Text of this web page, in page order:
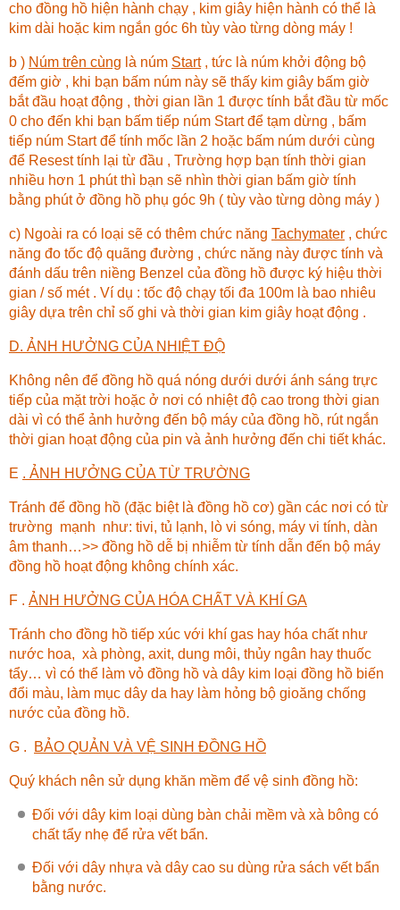
cho đồng hồ hiện hành chạy , kim giây hiện hành có thể là
kim dài hoặc kim ngắn góc 6h tùy vào từng dòng máy !
b ) Núm trên cùng là núm Start, tức là núm khởi động bộ
đếm giờ , khi bạn bấm núm này sẽ thấy kim giây bấm giờ
bắt đầu hoạt động , thời gian lần 1 được tính bắt đầu từ mốc
0 cho đến khi bạn bấm tiếp núm Start để tạm dừng , bấm
tiếp núm Start để tính mốc lần 2 hoặc bấm núm dưới cùng
để Resest tính lại từ đầu , Trường hợp bạn tính thời gian
nhiều hơn 1 phút thì bạn sẽ nhìn thời gian bấm giờ tính
bằng phút ở đồng hồ phụ góc 9h ( tùy vào từng dòng máy )
c) Ngoài ra có loại sẽ có thêm chức năng Tachymater , chức
năng đo tốc độ quãng đường , chức năng này được tính và
đánh dấu trên niềng Benzel của đồng hồ được ký hiệu thời
gian / số mét . Ví dụ : tốc độ chạy tối đa 100m là bao nhiêu
giây dựa trên chỉ số ghi và thời gian kim giây hoạt động .
D. ẢNH HƯỞNG CỦA NHIỆT ĐỘ
Không nên để đồng hồ quá nóng dưới dưới ánh sáng trực
tiếp của mặt trời hoặc ở nơi có nhiệt độ cao trong thời gian
dài vì có thể ảnh hưởng đến bộ máy của đồng hồ, rút ngắn
thời gian hoạt động của pin và ảnh hưởng đến chi tiết khác.
E . ẢNH HƯỞNG CỦA TỪ TRƯỜNG
Tránh để đồng hồ (đặc biệt là đồng hồ cơ) gần các nơi có từ
trường mạnh như: tivi, tủ lạnh, lò vi sóng, máy vi tính, dàn
âm thanh…>> đồng hồ dễ bị nhiễm từ tính dẫn đến bộ máy
đồng hồ hoạt động không chính xác.
F . ẢNH HƯỞNG CỦA HÓA CHẤT VÀ KHÍ GA
Tránh cho đồng hồ tiếp xúc với khí gas hay hóa chất như
nước hoa, xà phòng, axit, dung môi, thủy ngân hay thuốc
tẩy… vì có thể làm vỏ đồng hồ và dây kim loại đồng hồ biến
đổi màu, làm mục dây da hay làm hỏng bộ gioăng chống
nước của đồng hồ.
G . BẢO QUẢN VÀ VỆ SINH ĐỒNG HỒ
Quý khách nên sử dụng khăn mềm để vệ sinh đồng hồ:
Đối với dây kim loại dùng bàn chải mềm và xà bông có
chất tẩy nhẹ để rửa vết bẩn.
Đối với dây nhựa và dây cao su dùng rửa sách vết bẩn
bằng nước.